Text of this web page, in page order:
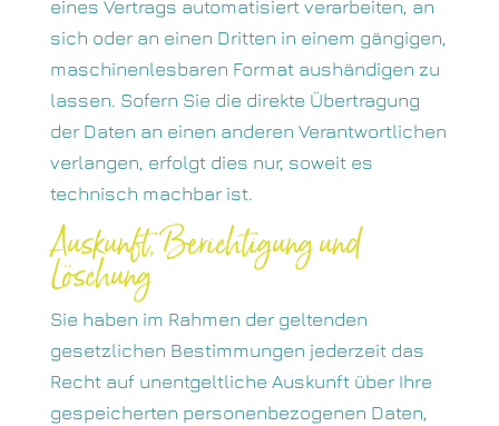
eines Vertrags automatisiert verarbeiten, an
sich oder an einen Dritten in einem gängigen,
maschinenlesbaren Format aushändigen zu
lassen. Sofern Sie die direkte Übertragung
der Daten an einen anderen Verantwortlichen
verlangen, erfolgt dies nur, soweit es
technisch machbar ist.
Auskunft, Berichtigung und
Löschung
Sie haben im Rahmen der geltenden
gesetzlichen Bestimmungen jederzeit das
Recht auf unentgeltliche Auskunft über Ihre
gespeicherten personenbezogenen Daten,